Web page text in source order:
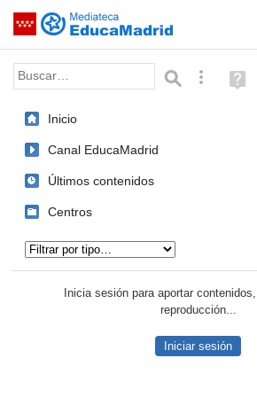
Saltar navegación
Palabra o frase: BúsquedaAyuda
(en
Inicio
Canal EducaMadrid
Últimos contenidos
Centros
Inicia sesión para aportar
reproducción...
Iniciar sesión